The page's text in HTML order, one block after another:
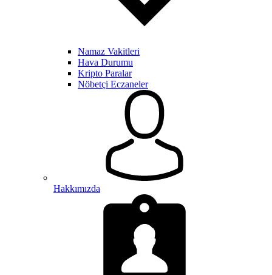
Namaz Vakitleri
Hava Durumu
Kripto Paralar
Nöbetçi Eczaneler
Hakkımızda